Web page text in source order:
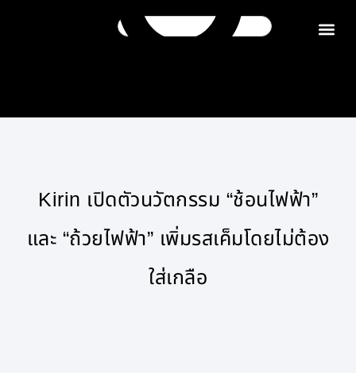
Kirin เปิดตัวนวัตกรรม “ช้อนไฟฟ้า”
และ “ถ้วยไฟฟ้า” เพิ่มรสเค็มโดยไม่ต้อง
ใส่เกลือ